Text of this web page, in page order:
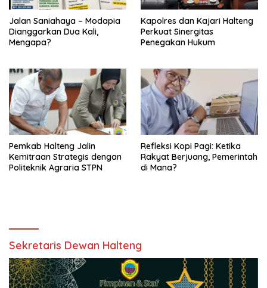
Jalan Saniahaya – Modapia
Dianggarkan Dua Kali,
Mengapa?
Kapolres dan Kajari Halteng
Perkuat Sinergitas
Penegakan Hukum
Pemkab Halteng Jalin
Kemitraan Strategis dengan
Politeknik Agraria STPN
Refleksi Kopi Pagi: Ketika
Rakyat Berjuang, Pemerintah
di Mana?
Sekretaris Dewan Halteng